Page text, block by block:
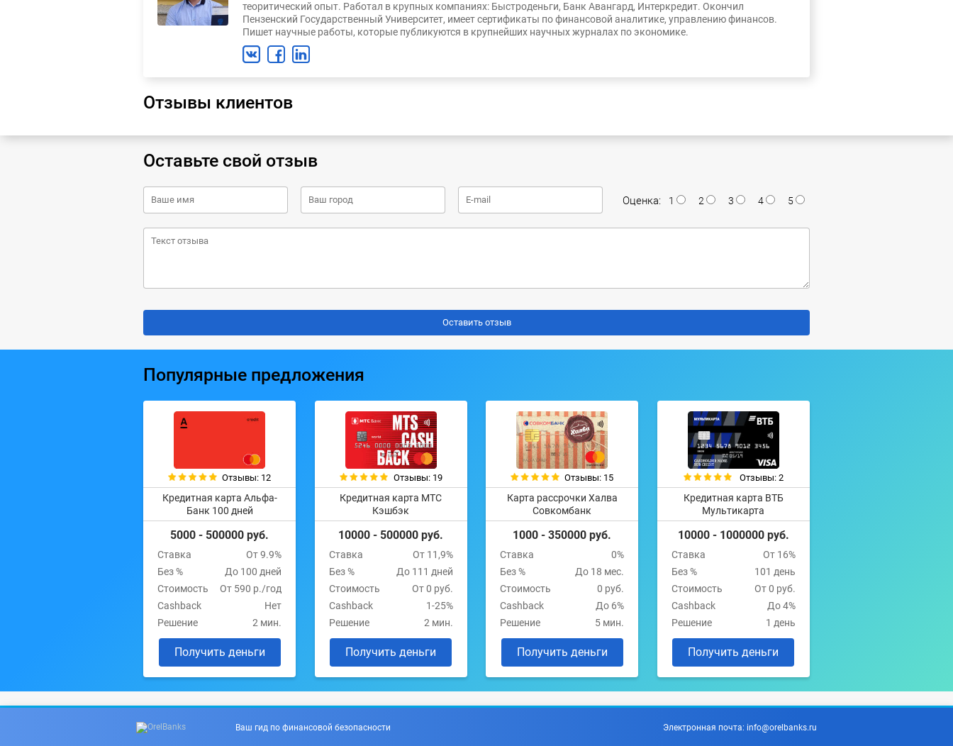
теоритический опыт. Работал в крупных компаниях: Быстроденьги, Банк Авангард, Интеркредит. Окончил
Пензенский Государственный Университет, имеет сертификаты по финансовой аналитике, управлению финансов.
Пишет научные работы, которые публикуются в крупнейших научных журналах по экономике.
Отзывы клиентов
Оставьте свой отзыв
Оценка: 1 2 3 4 5
Популярные предложения
Отзывы: 12
Кредитная карта Альфа-
Банк 100 дней
5000 - 500000 руб.
Ставка
От 9.9%
Без %
До 100 дней
Стоимость
От 590 р./год
Cashback
Нет
Решение
2 мин.
Получить деньги
Отзывы: 19
Кредитная карта МТС
Кэшбэк
10000 - 500000 руб.
Ставка
От 11,9%
Без %
До 111 дней
Стоимость
От 0 руб.
Cashback
1-25%
Решение
2 мин.
Получить деньги
Отзывы: 15
Карта рассрочки Халва
Совкомбанк
1000 - 350000 руб.
Ставка
0%
Без %
До 18 мес.
Стоимость
0 руб.
Cashback
До 6%
Решение
5 мин.
Получить деньги
Отзывы: 2
Кредитная карта ВТБ
Мультикарта
10000 - 1000000 руб.
Ставка
От 16%
Без %
101 день
Стоимость
От 0 руб.
Cashback
До 4%
Решение
1 день
Получить деньги
Ваш гид по финансовой безопасности Электронная почта: info@orelbanks.ru